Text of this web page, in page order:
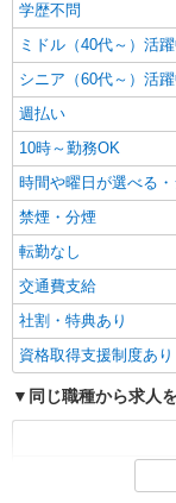
派遣社員
株式会社kotrio /●SD-
キープ
学歴不問
ミドル（40代～）活
シニア（60代～）活
週払い
10時～勤務OK
時間や曜日が選べる
禁煙・分煙
転勤なし
交通費支給
社割・特典あり
資格取得支援制度あり
同じ職種から求人
看護師・保健師・